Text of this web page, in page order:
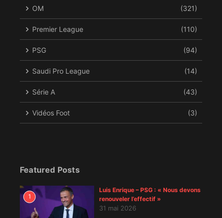
OM (321)
Premier League (110)
PSG (94)
Saudi Pro League (14)
Série A (43)
Vidéos Foot (3)
Featured Posts
1
Luis Enrique – PSG : « Nous devons
renouveler l’effectif »
31 mai 2026